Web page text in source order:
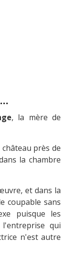
, la mère de
près de
la chambre
et dans la
coupable sans
puisque les
qui
n'est autre